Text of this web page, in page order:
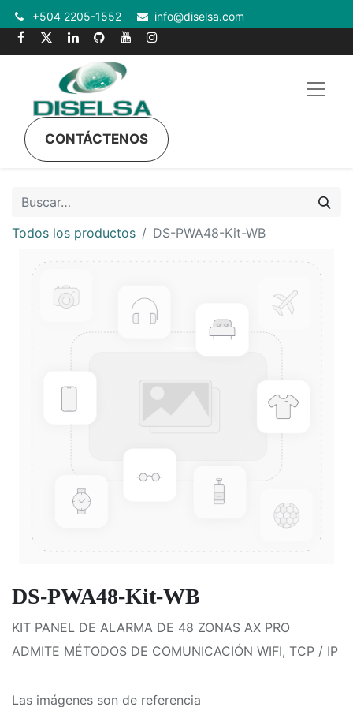
+504 2205-1552 info@diselsa.com
CONTÁCTENOS
Todos los productos DS-PWA48-Kit-WB
DS-PWA48-Kit-WB
KIT PANEL DE ALARMA DE 48 ZONAS AX PRO
ADMITE MÉTODOS DE COMUNICACIÓN WIFI, TCP / IP
Las imágenes son de referencia